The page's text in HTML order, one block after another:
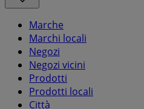
Marche
Marchi locali
Negozi
Negozi vicini
Prodotti
Prodotti locali
Città